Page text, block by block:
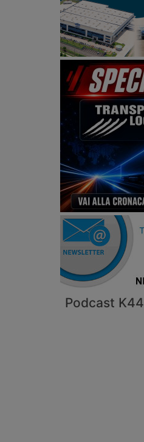
Podcast K44